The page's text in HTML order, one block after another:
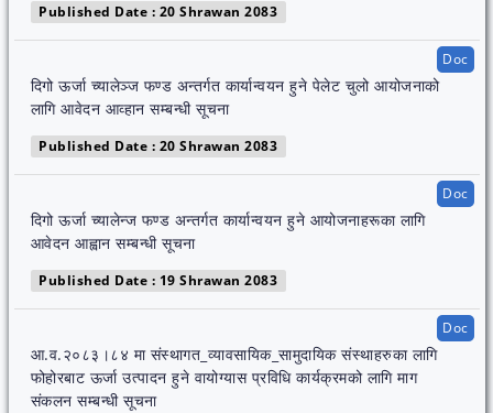
Published Date : 20 Shrawan 2083
दिगो ऊर्जा च्यालेञ्ज फण्ड अन्तर्गत कार्यान्वयन हुने पेलेट चुलो आयोजनाको
लागि आवेदन आव्हान सम्बन्धी सूचना
Published Date : 20 Shrawan 2083
Doc
दिगो ऊर्जा च्यालेन्ज फण्ड अन्तर्गत कार्यान्वयन हुने आयोजनाहरूका लागि
आवेदन आह्वान सम्बन्धी सूचना
Published Date : 19 Shrawan 2083
Doc
आ.व.२०८३।८४ मा संस्थागत_व्यावसायिक_सामुदायिक संस्थाहरुका लागि
फोहोरबाट ऊर्जा उत्पादन हुने वायोग्यास प्रविधि कार्यक्रमको लागि माग
संकलन सम्बन्धी सूचना
Doc